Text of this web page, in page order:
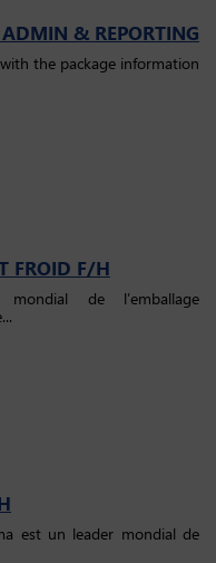
& REPORTING
the package information
FROID F/H
de l’emballage
est un leader mondial de